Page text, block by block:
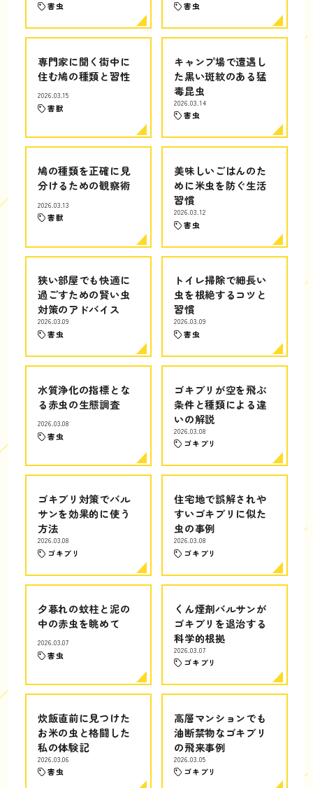
害虫 害虫
専門家に聞く街中に
住む鳩の種類と習性
2026.03.15
害獣
キャンプ場で遭遇し
た黒い斑紋のある猛
毒昆虫
2026.03.14
害虫
鳩の種類を正確に見
分けるための観察術
2026.03.13
害獣
美味しいごはんのた
めに米虫を防ぐ生活
習慣
2026.03.12
害虫
狭い部屋でも快適に
過ごすための賢い虫
対策のアドバイス
2026.03.09
害虫
トイレ掃除で細長い
虫を根絶するコツと
習慣
2026.03.09
害虫
水質浄化の指標とな
る赤虫の生態調査
2026.03.08
害虫
ゴキブリが空を飛ぶ
条件と種類による違
いの解説
2026.03.08
ゴキブリ
ゴキブリ対策でバル
サンを効果的に使う
方法
2026.03.08
ゴキブリ
住宅地で誤解されや
すいゴキブリに似た
虫の事例
2026.03.08
ゴキブリ
夕暮れの蚊柱と泥の
中の赤虫を眺めて
2026.03.07
害虫
くん煙剤バルサンが
ゴキブリを退治する
科学的根拠
2026.03.07
ゴキブリ
炊飯直前に見つけた
お米の虫と格闘した
私の体験記
2026.03.06
害虫
高層マンションでも
油断禁物なゴキブリ
の飛来事例
2026.03.05
ゴキブリ